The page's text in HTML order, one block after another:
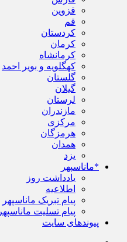
قزوین
قم
کردستان
کرمان
کرمانشاه
کهگلویه و بویر احمد
گلستان
گیلان
لرستان
مازندران
مرکزی
هرمزگان
همدان
یزد
*ماناسپهر
یادداشت روز
اطلاعیه
پیام تبریک ماناسپهر
پیام تسلیت ماناسپهر
پیوندهای سایت